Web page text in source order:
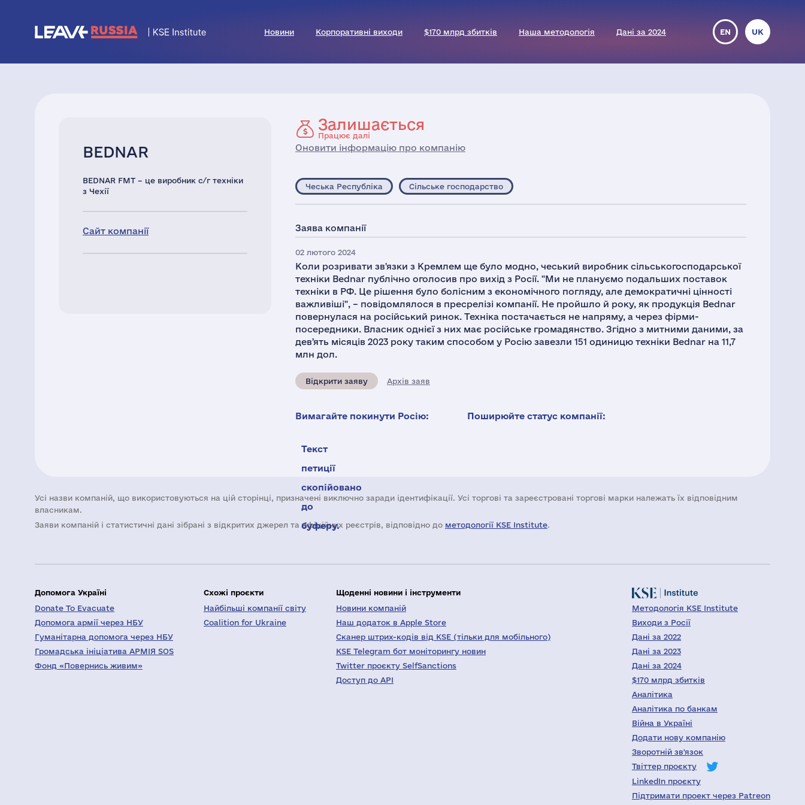
Новини Корпоративні виходи $170 млрд збитків Наша методологія Дані за 2024 EN UK
BEDNAR
BEDNAR FMT – це виробник с/г техніки
з Чехії
Сайт компанії
Залишається
Працює далі
Оновити інформацію про компанію
Чеська Республіка Сільське господарство
Заява компанії
02 лютого 2024
Коли розривати зв'язки з Кремлем ще було модно, чеський виробник сільськогосподарської
техніки Bednar публічно оголосив про вихід з Росії. "Ми не плануємо подальших поставок
техніки в РФ. Це рішення було болісним з економічного погляду, але демократичні цінності
важливіші", – повідомлялося в пресрелізі компанії. Не пройшло й року, як продукція Bednar
повернулася на російський ринок. Техніка постачається не напряму, а через фірми-
посередники. Власник однієї з них має російське громадянство. Згідно з митними даними, за
девʼять місяців 2023 року таким способом у Росію завезли 151 одиницю техніки Bednar на 11,7
млн дол.
Відкрити заяву Архів заяв
Вимагайте покинути Росію:
Текст
петиції
скопійовано
до
буферу.
Поширюйте статус компанії:
Усі назви компаній, що використовуються на цій сторінці, призначені виключно заради ідентифікації. Усі торгові та зареєстровані торгові марки належать їх відповідним
власникам.
Заяви компаній i статистичні дані зібрані з відкритих джерел та офіційних реєстрів, відповідно до методології KSE Institute.
Допомога Україні
Donate To Evacuate
Допомога армії через НБУ
Гуманітарна допомога через НБУ
Громадська ініціатива АРМІЯ SOS
Фонд «Повернись живим»
Схожі проєкти
Найбільші компанії світу
Coalition for Ukraine
Щоденні новини і інструменти
Новини компаній
Наш додаток в Apple Store
Сканер штрих-кодів від KSE (тільки для мобільного)
KSE Telegram бот моніторингу новин
Twitter проєкту SelfSanctions
Доступ до API
Методологія KSE Institute
Виходи з Росії
Дані за 2022
Дані за 2023
Дані за 2024
$170 млрд збитків
Аналітика
Аналітика по банкам
Війна в Україні
Додати нову компанію
Зворотній зв'язок
Твіттер проєкту
LinkedIn проєкту
Підтримати проект через Patreon